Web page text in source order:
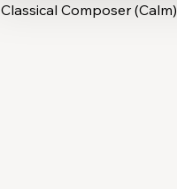
Classical Composer (Calm)